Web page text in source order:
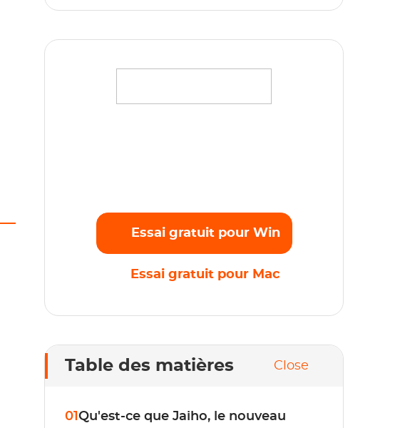
Essai gratuit pour Win
Essai gratuit pour Mac
Table des matières Close
01 Qu'est-ce que Jaiho, le nouveau